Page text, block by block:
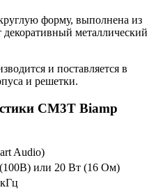
форму, выполнена из
металлический
и поставляется в
и решетки.
CM3T Biamp
Audio)
или 20 Вт (16 Ом)